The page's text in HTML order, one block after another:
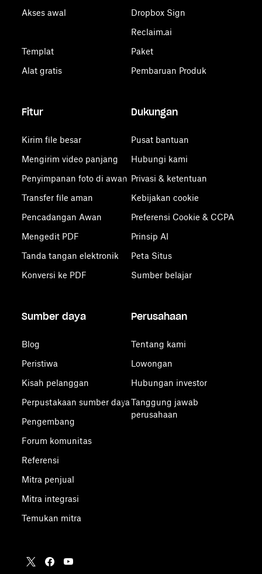
Akses awal
Templat
Alat gratis
Dropbox Sign
Reclaim.ai
Paket
Pembaruan Produk
Fitur
Kirim file besar
Mengirim video panjang
Penyimpanan foto di awan
Transfer file aman
Pencadangan Awan
Mengedit PDF
Tanda tangan elektronik
Konversi ke PDF
Dukungan
Pusat bantuan
Hubungi kami
Privasi & ketentuan
Kebijakan cookie
Preferensi Cookie & CCPA
Prinsip AI
Peta Situs
Sumber belajar
Sumber daya
Blog
Peristiwa
Kisah pelanggan
Perpustakaan sumber daya
Pengembang
Forum komunitas
Referensi
Mitra penjual
Mitra integrasi
Temukan mitra
Perusahaan
Tentang kami
Lowongan
Hubungan investor
Tanggung jawab
perusahaan